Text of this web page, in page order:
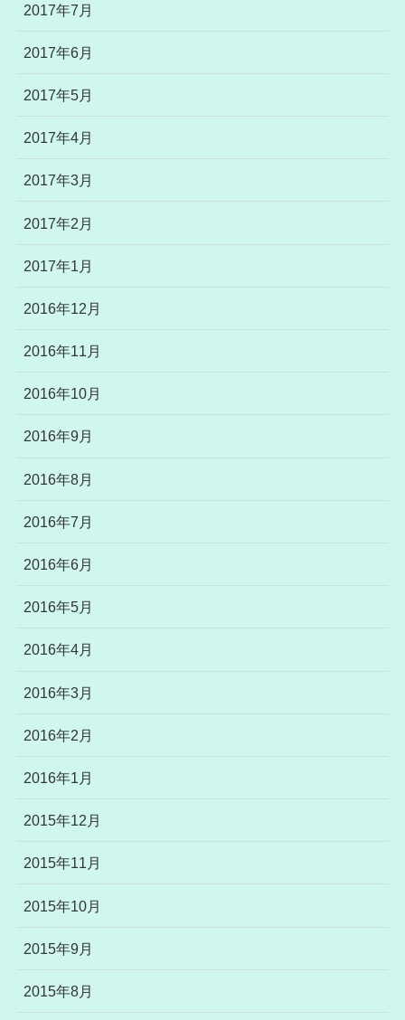
2017年7月
2017年6月
2017年5月
2017年4月
2017年3月
2017年2月
2017年1月
2016年12月
2016年11月
2016年10月
2016年9月
2016年8月
2016年7月
2016年6月
2016年5月
2016年4月
2016年3月
2016年2月
2016年1月
2015年12月
2015年11月
2015年10月
2015年9月
2015年8月